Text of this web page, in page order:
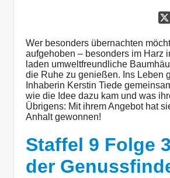
Wer besonders übernachten
aufgehoben – besonders im Harz
laden umweltfreundliche
die Ruhe zu genießen. Ins Leben
Inhaberin Kerstin Tiede
wie die Idee dazu kam und was
Übrigens: Mit ihrem Angebot hat
Anhalt gewonnen!
Staffel 9 Folge
der